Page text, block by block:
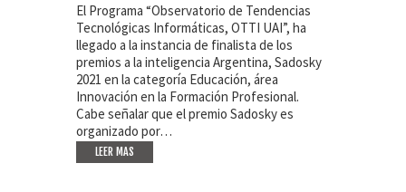
El Programa “Observatorio de Tendencias
Tecnológicas Informáticas, OTTI UAI”, ha
llegado a la instancia de finalista de los
premios a la inteligencia Argentina, Sadosky
2021 en la categoría Educación, área
Innovación en la Formación Profesional.
Cabe señalar que el premio Sadosky es
organizado por…
LEER MAS